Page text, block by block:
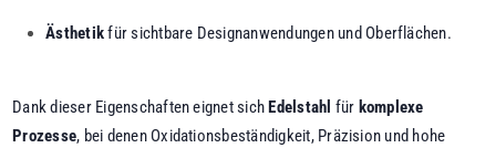
Ästhetikfür sichtbare Designanwendungen und Oberflächen.
Dank dieser Eigenschaften eignet sichEdelstahl für komplexe
Prozesse, bei denen Oxidationsbeständigkeit, Präzision und hohe